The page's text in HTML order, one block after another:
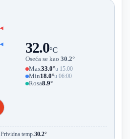
32.0°C
Oseća se kao 30.2°
Max33.0°u 15:00
Min18.0°u 06:00
Rosa8.9°
Prividna temp.30.2°